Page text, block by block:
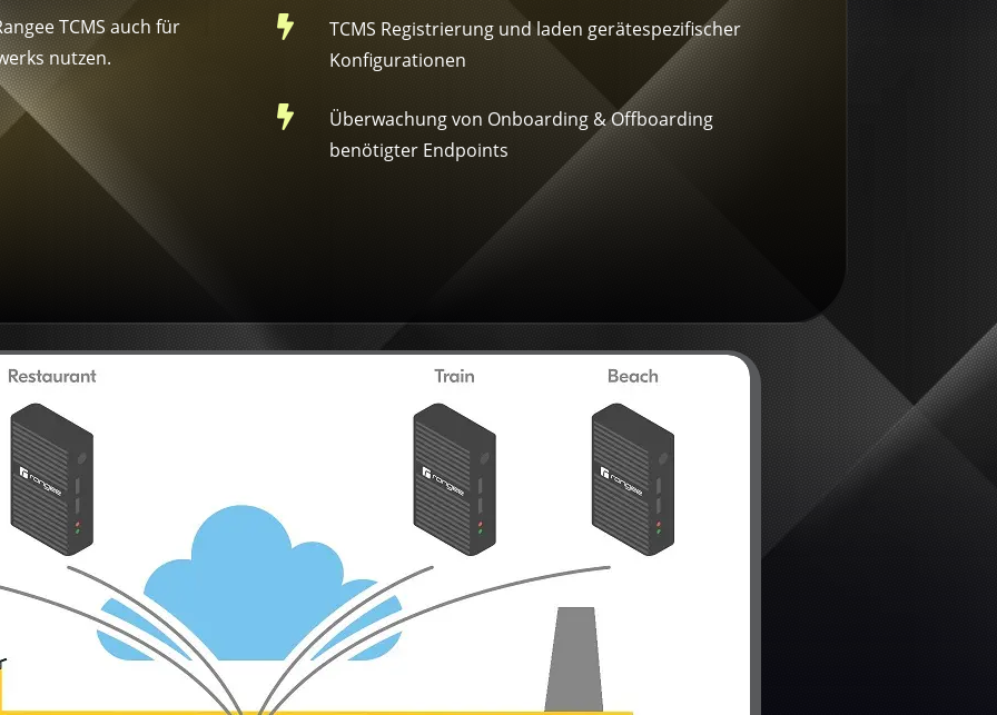
TCMS auch für
nutzen.

TCMS Registrierung und laden gerätespezifischer
Konfigurationen

Überwachung von Onboarding & Offboarding
benötigter Endpoints